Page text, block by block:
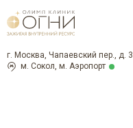
м. Сокол, м. Аэропорт
г. Москва, Чапаевский пер., д. 3